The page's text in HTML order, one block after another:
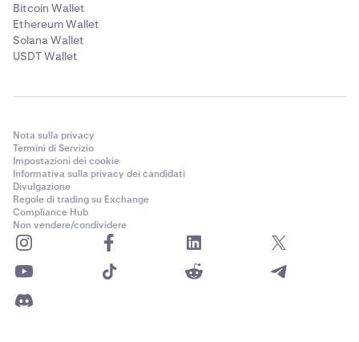
Bitcoin Wallet
Ethereum Wallet
Solana Wallet
USDT Wallet
Nota sulla privacy
Termini di Servizio
Impostazioni dei cookie
Informativa sulla privacy dei candidati
Divulgazione
Regole di trading su Exchange
Compliance Hub
Non vendere/condividere